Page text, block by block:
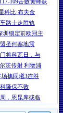
109击败黄蜂获
科比·布夫金
路士走胜轨
圳锁定前欧冠主
圣何塞地震
将科瓦日，与
茨传射 利物浦
擒同曦3连胜
隆保不败
，恩昆库或临